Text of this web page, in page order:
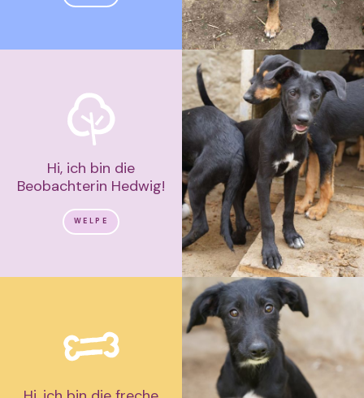
Hi, ich bin die
Beobachterin Hedwig!
WELPE